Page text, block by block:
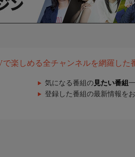
楽しめる全チャンネルを網羅した
気になる番組の 見たい番組
登録した番組の最新情報を